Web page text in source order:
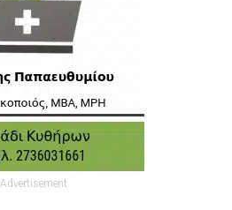
Advertisement